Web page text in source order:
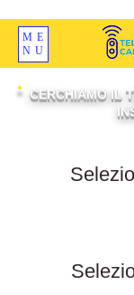
ME
NU
CERCHIAMO IL